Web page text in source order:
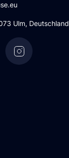
Ulm, Deutschland